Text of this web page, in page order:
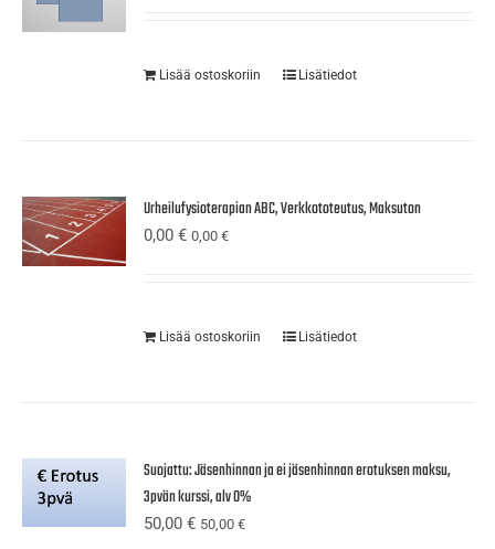
Lisää ostoskoriin Lisätiedot
Urheilufysioterapian ABC, Verkkototeutus, Maksuton
0,00€ 0,00€
Lisää ostoskoriin Lisätiedot
Suojattu: Jäsenhinnan ja ei jäsenhinnan erotuksen maksu,
3pvän kurssi, alv 0%
50,00€ 50,00€